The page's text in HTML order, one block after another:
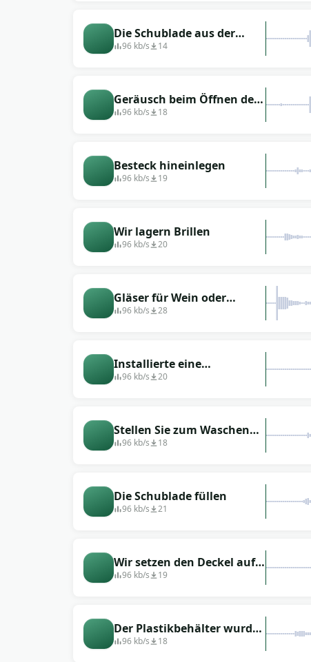
Die Schublade aus der
Spülmaschine ausrollen
96 kb/s 14
Geräusch beim Öffnen der
Schublade der
96 kb/s 18
Besteck hineinlegen
96 kb/s 19
Wir lagern Brillen
96 kb/s 20
Gläser für Wein oder
Champagner auf Spüle
96 kb/s 28
Installierte eine
Waschtablette
96 kb/s 20
Stellen Sie zum Waschen
ein Bambusglas auf
96 kb/s 18
Die Schublade füllen
96 kb/s 21
Wir setzen den Deckel auf
die Spülmaschine, die mit
96 kb/s 19
Der Plastikbehälter wurde
vor dem Waschen in die
96 kb/s 18